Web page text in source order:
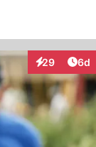
29
Interaktionen
6d